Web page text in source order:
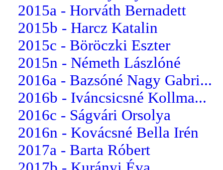
2015a - Horváth Bernadett
2015b - Harcz Katalin
2015c - Böröczki Eszter
2015n - Németh Lászlóné
2016a - Bazsóné Nagy Gabri...
2016b - Iváncsicsné Kollma...
2016c - Ságvári Orsolya
2016n - Kovácsné Bella Irén
2017a - Barta Róbert